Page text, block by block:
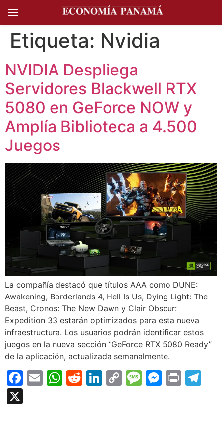
Ir al
contenido
Etiqueta: Nvidia
NVIDIA Despliega
Servidores Blackwell RTX
5080 en GeForce NOW y
Amplía Biblioteca a 4.500
Juegos
La compañía destacó que títulos AAA como DUNE:
Awakening, Borderlands 4, Hell Is Us, Dying Light: The
Beast, Cronos: The New Dawn y Clair Obscur:
Expedition 33 estarán optimizados para esta nueva
infraestructura. Los usuarios podrán identificar estos
juegos en la nueva sección “GeForce RTX 5080 Ready”
de la aplicación, actualizada semanalmente.
Facebook
EmailWhatsApp
Reddit
LinkedIn
CopyMessage
Print